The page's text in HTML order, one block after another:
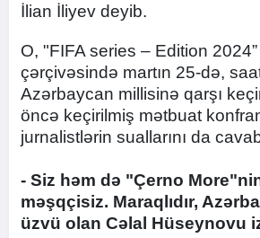
İlian İliyev deyib.
O, "FIFA series – Edition
çərçivəsində martın 25-də,
Azərbaycan millisinə qarşı
öncə keçirilmiş mətbuat
jurnalistlərin suallarını da
- Siz həm də "Çerno
məşqçisiz. Maraqlıdır,
üzvü olan Cəlal Hüseynovu